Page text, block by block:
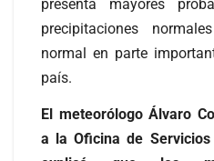
presenta mayores
precipitaciones
normal en parte
país.
El meteorólogo Álvaro
a la Oficina de